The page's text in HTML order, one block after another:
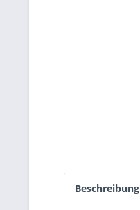
Beschreibung